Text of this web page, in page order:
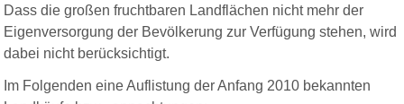
Dass die großen fruchtbaren Landflächen nicht mehr der
Eigenversorgung der Bevölkerung zur Verfügung stehen, wird
dabei nicht berücksichtigt.
Im Folgenden eine Auflistung der Anfang 2010 bekannten